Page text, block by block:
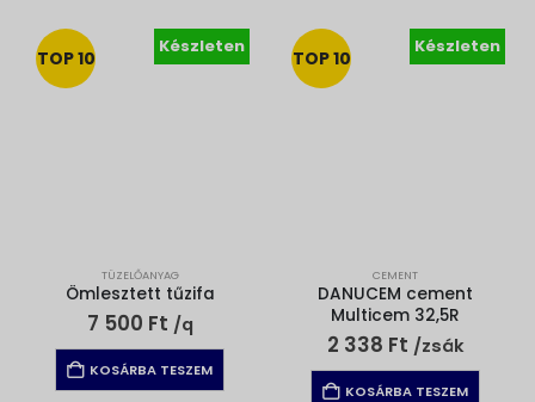
TOP 10
Készleten
TÜZELŐANYAG
Ömlesztett tűzifa
7 500 Ft /q
KOSÁRBA TESZEM
TOP 10
Készleten
CEMENT
DANUCEM cement
Multicem 32,5R
2 338 Ft /zsák
KOSÁRBA TESZEM